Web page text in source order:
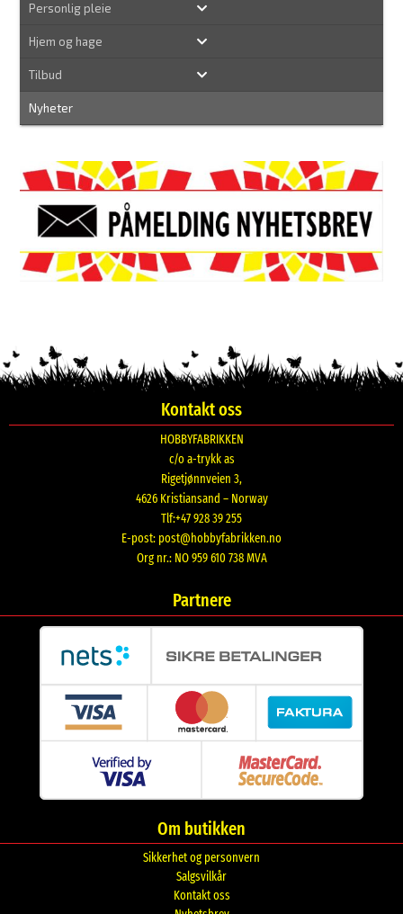
Personlig pleie
Hjem og hage
Tilbud
Nyheter
Kontakt oss
HOBBYFABRIKKEN
c/o a-trykk as
Rigetjønnveien 3,
4626 Kristiansand – Norway
Tlf:+47 928 39 255
E-post: post@hobbyfabrikken.no
Org nr.: NO 959 610 738 MVA
Partnere
Om butikken
Sikkerhet og personvern
Salgsvilkår
Kontakt oss